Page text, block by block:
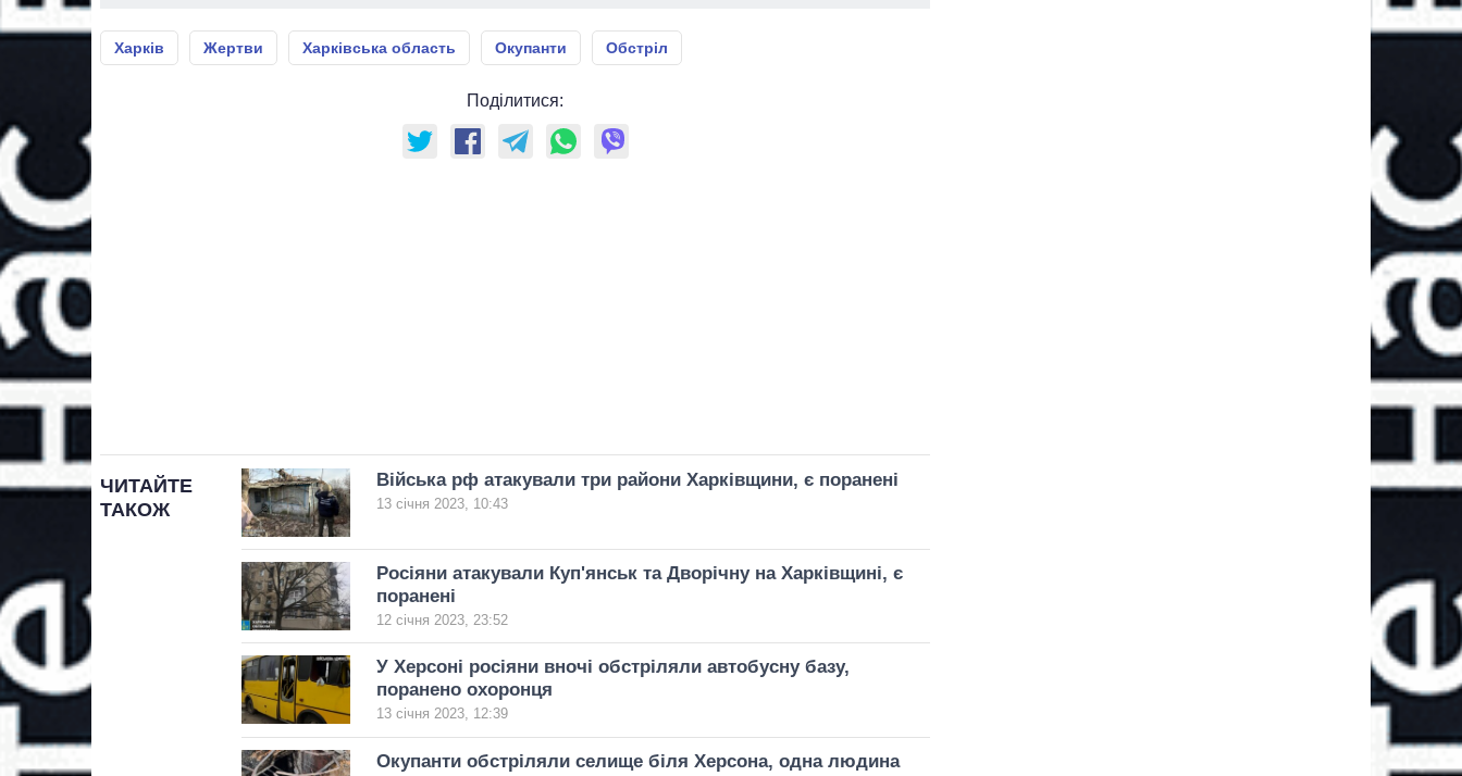
Харків Жертви Харківська область Окупанти Обстріл
Поділитися:
ЧИТАЙТЕ
ТАКОЖ
Війська рф атакували три райони Харківщини, є поранені
13 січня 2023, 10:43
Росіяни атакували Куп'янськ та Дворічну на Харківщині, є
поранені
12 січня 2023, 23:52
У Херсоні росіяни вночі обстріляли автобусну базу,
поранено охоронця
13 січня 2023, 12:39
Окупанти обстріляли селище біля Херсона, одна людина